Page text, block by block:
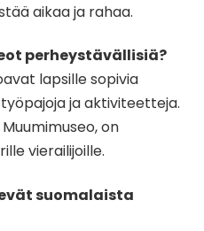
aikaa ja rahaa.
perheystävällisiä?
lapsille sopivia
ja aktiviteetteja.
on
vierailijoille.
suomalaista